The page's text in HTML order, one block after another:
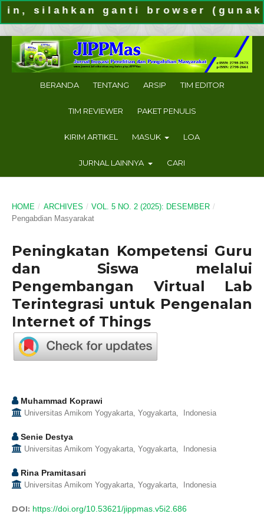
ganti browser (gunakan
BERANDA TENTANG ARSIP TIM EDITOR
TIM REVIEWER PAKET PENULIS
KIRIM ARTIKEL MASUK LOA
JURNAL LAINNYA CARI
HOME / ARCHIVES / VOL. 5 NO. 2 (2025): DESEMBER /
Pengabdian Masyarakat
Peningkatan Kompetensi Guru
dan Siswa melalui
Pengembangan Virtual Lab
Terintegrasi untuk Pengenalan
Internet of Things
Muhammad Koprawi
Universitas Amikom Yogyakarta, Yogyakarta, Indonesia
Senie Destya
Universitas Amikom Yogyakarta, Yogyakarta, Indonesia
Rina Pramitasari
Universitas Amikom Yogyakarta, Yogyakarta, Indonesia
DOI: https://doi.org/10.53621/jippmas.v5i2.686